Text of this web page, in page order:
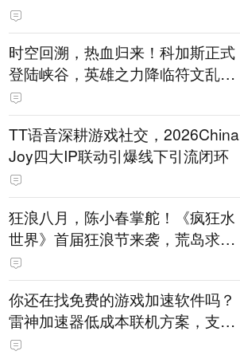
时空回溯，热血归来！科加斯正式
登陆峡谷，英雄之力降临符文乱
斗！
TT语音深耕游戏社交，2026China
Joy四大IP联动引爆线下引流闭环
狂浪八月，陈小春掌舵！《疯狂水
世界》首届狂浪节来袭，荒岛求生
直播即将开启
你还在找免费的游戏加速软件吗？
雷神加速器低成本联机方案，支持
免费试用